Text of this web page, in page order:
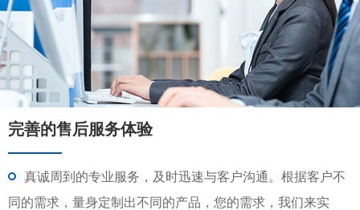
完善的售后服务体验
真诚周到的专业服务，及时迅速与客户沟通。根据客户不
同的需求，量身定制出不同的产品，您的需求，我们来实